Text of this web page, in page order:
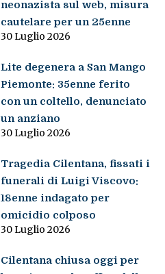
neonazista sul web, misura
cautelare per un 25enne
30 Luglio 2026
Lite degenera a San Mango
Piemonte: 35enne ferito
con un coltello, denunciato
un anziano
30 Luglio 2026
Tragedia Cilentana, fissati i
funerali di Luigi Viscovo:
18enne indagato per
omicidio colposo
30 Luglio 2026
Cilentana chiusa oggi per